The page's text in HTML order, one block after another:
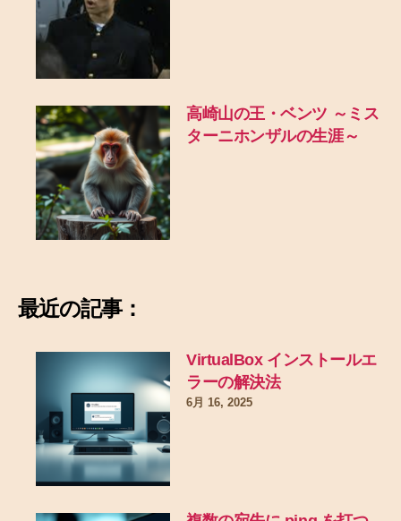
高崎山の王・ベンツ ～ミス
ターニホンザルの生涯～
最近の記事：
VirtualBox インストールエ
ラーの解決法
6月 16, 2025